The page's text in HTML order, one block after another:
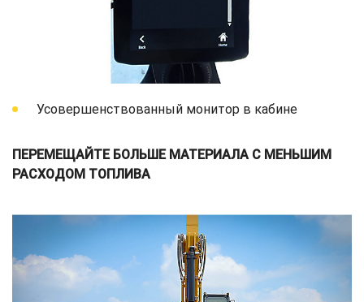
Усовершенствованный монитор в кабине
ПЕРЕМЕЩАЙТЕ БОЛЬШЕ МАТЕРИАЛА С МЕНЬШИМ
РАСХОДОМ ТОПЛИВА